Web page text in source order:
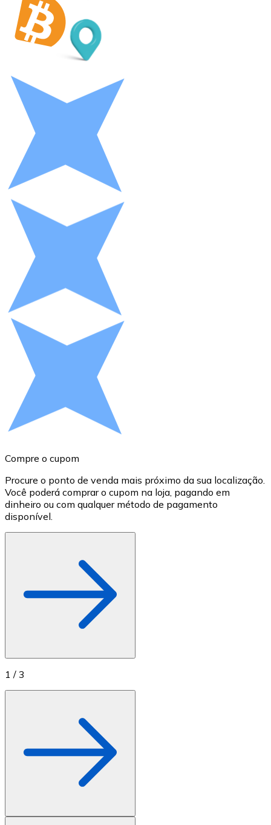
Litecoin
LTC
XRP
Ver tudo
Compre criptomoedas com dinheiro e outros métodos
Comprar com dinheiro
Transferência SEPA
Adicione fundos à sua conta Bitnovo ou faça
Comprar com transferência bancária
Cartão de crédito / débito
Use cartões Visa e Mastercard para comprar
Loja - Cartões-presente
Novo
Compre cartões-presente das suas marcas favoritas
Compre o cupom
Procure o ponto de venda mais próximo da sua localização.
Você poderá comprar o cupom na loja, pagando em
dinheiro ou com qualquer método de pagamento
disponível.
1 / 3